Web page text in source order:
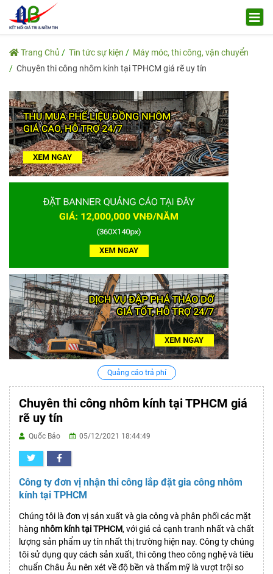
Trang Chủ Tin tức sự kiện
Máy móc, thi công, vận chuyển
Chuyên thi công nhôm kính tại TPHCM giá rẽ uy tín
Quảng cáo trả phí
Chuyên thi công nhôm kính tại TPHCM giá
rẽ uy tín
Quốc Bảo 05/12/2021 18:44:49
Công ty đơn vị nhận thi công lắp đặt gia công nhôm
kính tại TPHCM
Chúng tôi là đơn vị sản xuất và gia công và phân phối các mặt
hàng nhôm kính tại TPHCM, với giá cả cạnh tranh nhất và chất
lượng sản phẩm uy tín nhất thị trường hiện nay. Công ty chúng
tôi sử dụng quy cách sản xuất, thi công theo công nghệ và tiêu
chuẩn Châu Âu nên xét về độ bền và thẩm mỹ là vượt trội so